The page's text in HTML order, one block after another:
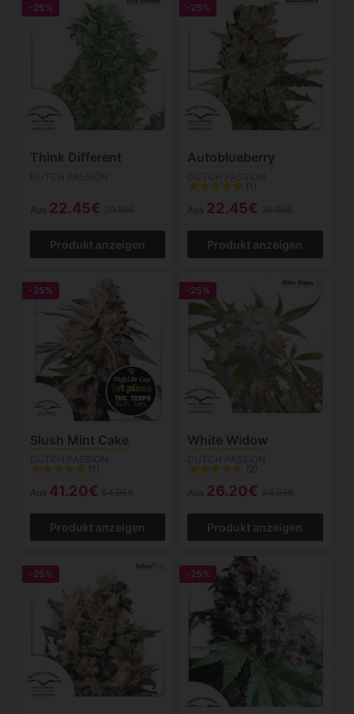
-25%
Think Different
Aus 22.45€
Produkt anzeigen
-25%
Autoblueberry
(1)
Aus 22.45€
Produkt anzeigen
-25%
Slush Mint Cake
(1)
Aus 41.20€
Produkt anzeigen
-25%
White Widow
(2)
Aus 26.20€
Produkt anzeigen
-25% -25%